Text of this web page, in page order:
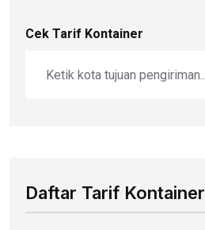
Cek Tarif Kontainer
Daftar Tarif Kontainer